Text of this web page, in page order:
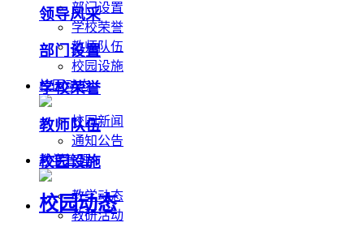
部门设置
学校荣誉
教师队伍
校园设施
校园动态
校园新闻
通知公告
教学管理
教学动态
教研活动
领导风采
部门设置
学校荣誉
教师队伍
校园设施
校园动态